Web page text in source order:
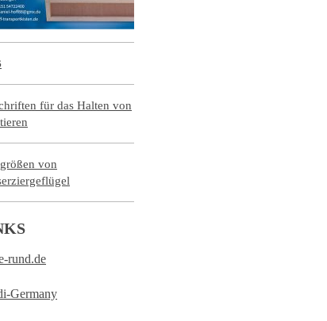
für das Halten von
von
rund.de
Germany